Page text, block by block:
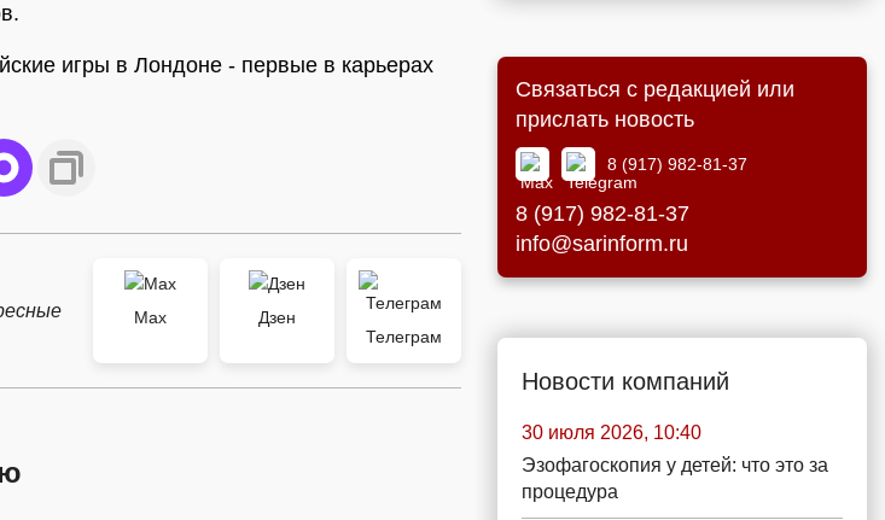
игры в Лондоне - первые в карьерах
Max
Дзен
Телеграм
Связаться с редакцией или
прислать новость
8 (917) 982-81-37
8 (917) 982-81-37
info@sarinform.ru
Новости компаний
30 июля 2026, 10:40
Эзофагоскопия у детей: что это за
процедура